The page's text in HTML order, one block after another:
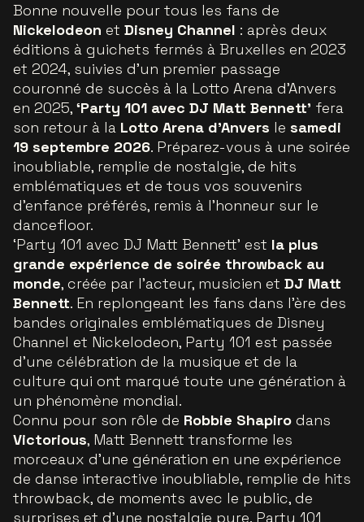
Bonne nouvelle pour tous les fans de
Nickelodeon et Disney Channel : après deux
éditions à guichets fermés à Bruxelles en 2023
et 2024, suivies d’un premier passage
couronné de succès à la Lotto Arena d’Anvers
en 2025, ‘Party 101 avec DJ Matt Bennett’ fera
son retour à la Lotto Arena d’Anvers le samedi
19 septembre 2026. Préparez-vous à une soirée
inoubliable, remplie de nostalgie, de hits
emblématiques et de tous vos souvenirs
d’enfance préférés, remis à l’honneur sur le
dancefloor.
‘Party 101 avec DJ Matt Bennett’ est la plus
grande expérience de soirée throwback au
monde, créée par l’acteur, musicien et DJ Matt
Bennett. En replongeant les fans dans l’ère des
bandes originales emblématiques de Disney
Channel et Nickelodeon, Party 101 est passée
d’une célébration de la musique et de la
culture qui ont marqué toute une génération à
un phénomène mondial.
Connu pour son rôle de Robbie Shapiro dans
Victorious, Matt Bennett transforme les
morceaux d’une génération en une expérience
de danse interactive inoubliable, remplie de hits
throwback, de moments avec le public, de
surprises et d’une nostalgie pure. Party 101